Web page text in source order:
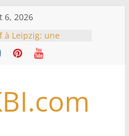
6, 2026
à Leipzig: une
d’impliquer
étrangères», selon
d’un accord
à TikTok pour tirer